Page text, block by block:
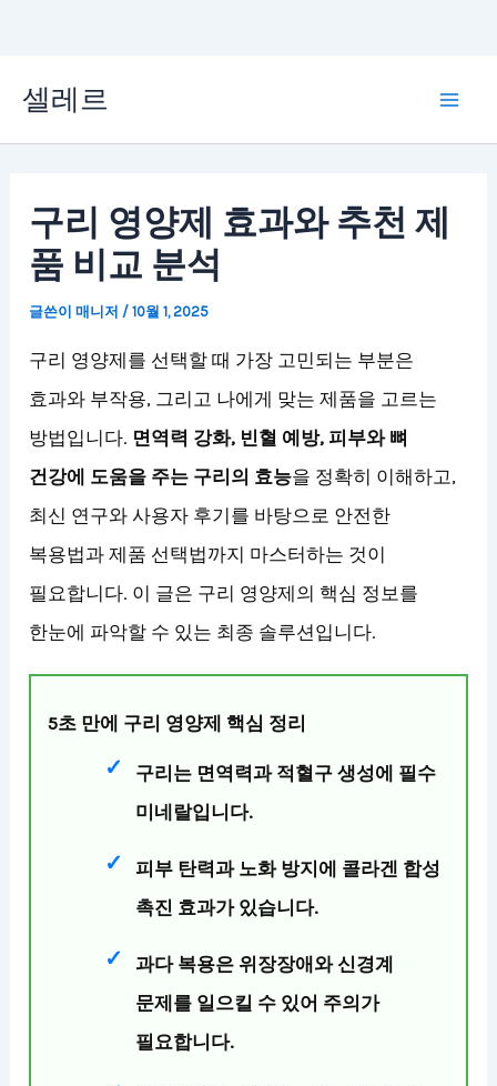
츠
셀레르
구리 영양제 효과와 추천 제
품 비교 분석
글쓴이매니저 /10월 1, 2025
구리 영양제를 선택할 때 가장 고민되는 부분은
효과와 부작용, 그리고 나에게 맞는 제품을 고르는
방법입니다. 면역력 강화, 빈혈 예방, 피부와 뼈
건강에 도움을 주는 구리의 효능을 정확히 이해하고,
최신 연구와 사용자 후기를 바탕으로 안전한
복용법과 제품 선택법까지 마스터하는 것이
필요합니다. 이 글은 구리 영양제의 핵심 정보를
한눈에 파악할 수 있는 최종 솔루션입니다.
5초 만에 구리 영양제 핵심 정리
구리는 면역력과 적혈구 생성에 필수
미네랄입니다.
피부 탄력과 노화 방지에 콜라겐 합성
촉진 효과가 있습니다.
과다 복용은 위장장애와 신경계
문제를 일으킬 수 있어 주의가
필요합니다.